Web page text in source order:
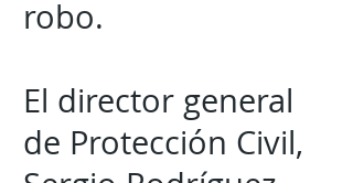
robo.
El director general
de Protección Civil,